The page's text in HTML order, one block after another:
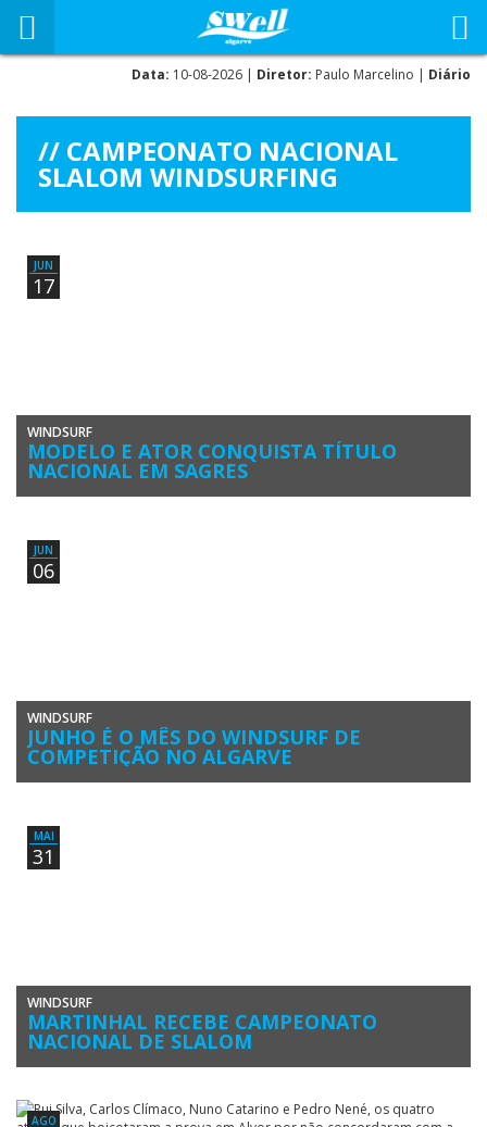
Data: 10-08-2026 | Diretor: Paulo Marcelino | Diário
CAMPEONATO NACIONAL
SLALOM WINDSURFING
JUN
17
WINDSURF
MODELO E ATOR CONQUISTA TÍTULO
NACIONAL EM SAGRES
Martim Monteiro (Windsurf Portugal Club) sagrou-se Campeão
JUN
06
WINDSURF
JUNHO É O MÊS DO WINDSURF DE
COMPETIÇÃO NO ALGARVE
O Campeonato Nacional de Formula Foil 2019 foi transferido de
MAI
31
WINDSURF
MARTINHAL RECEBE CAMPEONATO
NACIONAL DE SLALOM
A Praia do Martinhal, junto a Sagres, concelho de Vila do Bispo, vai
AGO